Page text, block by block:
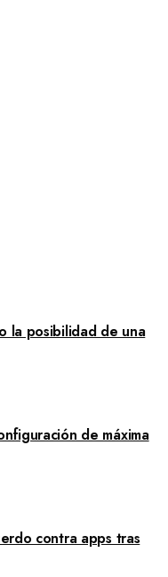
la posibilidad de una
de máxima
contra apps tras